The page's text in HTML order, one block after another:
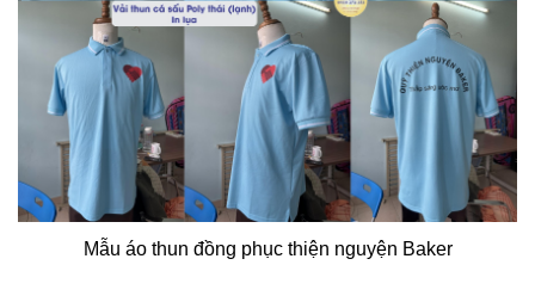
Mẫu áo thun đồng phục thiện nguyện Baker